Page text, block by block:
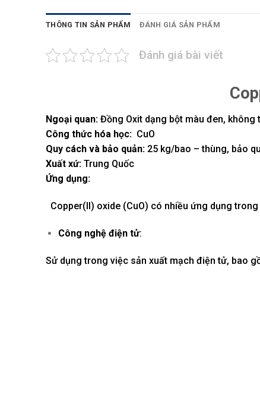
THÔNG TIN SẢN PHẨM ĐÁNH GIÁ SẢN PHẨM
Đánh giá bài viết
Ngoại quan: Đồng Oxit dạng bột màu đen,
Công thức hóa học: CuO
Quy cách và bảo quản: 25 kg/bao – thùng, bảo
Xuất xứ: Trung Quốc
Ứng dụng:
Copper(II) oxide (CuO) có nhiều ứng dụng
Công nghệ điện tử:
Sử dụng trong việc sản xuất mạch điện tử, bao